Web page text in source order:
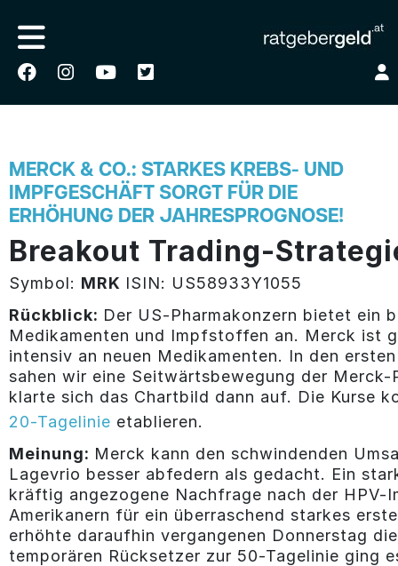
MERCK & CO.: STARKES KREBS- UND
IMPFGESCHÄFT SORGT FÜR DIE
ERHÖHUNG DER JAHRESPROGNOSE!
Breakout Trading-
Symbol: MRK ISIN: US58933Y1055
Rückblick: Der US-Pharmakonzern bietet ein
Medikamenten und Impfstoffen an. Merck ist
intensiv an neuen Medikamenten. In den
sahen wir eine Seitwärtsbewegung der
klarte sich das Chartbild dann auf. Die Kurse
20-Tagelinie etablieren.
Meinung: Merck kann den schwindenden
Lagevrio besser abfedern als gedacht. Ein
kräftig angezogene Nachfrage nach der HPV-
Amerikanern für ein überraschend starkes
erhöhte daraufhin vergangenen Donnerstag
temporären Rücksetzer zur 50-Tagelinie ging